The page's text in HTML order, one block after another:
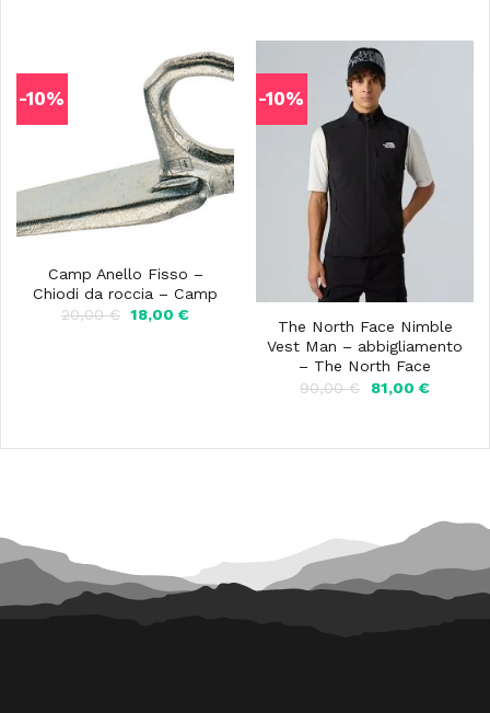
35,00 €.31,50 €.
-10%
Camp Anello Fisso –
Chiodi da roccia – Camp
20,00€ Il
18,00€Il
-10%
The North Face Nimble
Vest Man – abbigliamento
– The North Face
90,00€
Il
90,00 €.
81,00 €Il
81,00 €.